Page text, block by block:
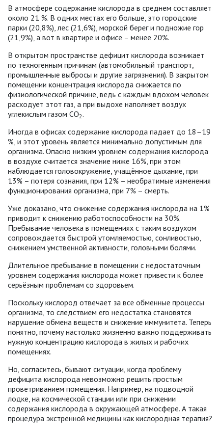
В атмосфере содержание кислорода в среднем составляет
около 21 %. В одних местах его больше, это городские
парки (20,8%), лес (21,6%), морской берег и подножие гор
(21,9%), а вот в квартире и офисе – менее 20%.
В открытом пространстве дефицит кислорода возникает
по техногенным причинам (автомобильный транспорт,
промышленные выбросы и другие загрязнения). В закрытом
помещении концентрация кислорода снижается по
физиологической причине, ведь с каждым вдохом человек
расходует этот газ, а при выдохе наполняет воздух
углекислым газом СО2 .
Иногда в офисах содержание кислорода падает до 18–19
%, и этот уровень является минимально допустимым для
организма. Опасно низким уровнем содержания кислорода
в воздухе считается значение ниже 16%, при этом
наблюдается головокружение, учащённое дыхание, при
13% – потеря сознания, при 12% – необратимые изменения
функционирования организма, при 7% – смерть.
Уже доказано, что снижение содержания кислорода на 1%
приводит к снижению работоспособности на 30%.
Пребывание человека в помещениях с таким воздухом
сопровождается быстрой утомляемостью, сонливостью,
снижением умственной активности, головными болями.
Длительное пребывание в помещении с недостаточным
уровнем содержания кислорода может привести к более
серьёзным проблемам со здоровьем.
Поскольку кислород отвечает за все обменные процессы
организма, то следствием его недостатка становятся
нарушение обмена веществ и снижение иммунитета. Теперь
понятно, почему настолько жизненно важно поддерживать
нужную концентрацию кислорода в жилых и рабочих
помещениях.
Но, согласитесь, бывают ситуации, когда проблему
дефицита кислорода невозможно решить простым
проветриванием помещения. Например, на подводной
лодке, на космической станции или при снижении
содержания кислорода в окружающей атмосфере. А такая
процедура экстренной медицины как кислородная терапия?